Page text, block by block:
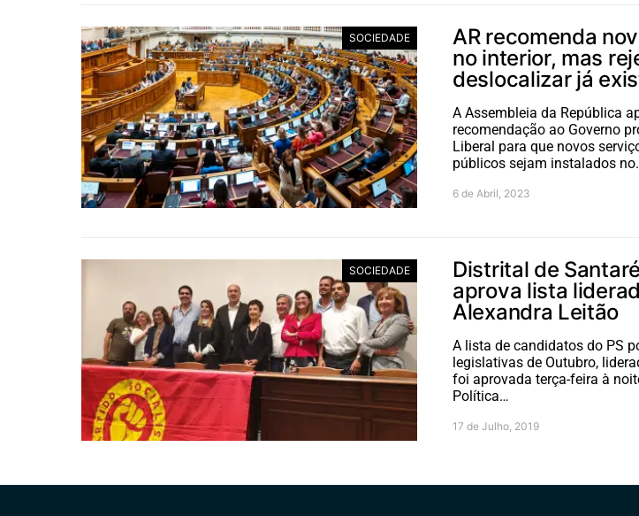
SOCIEDADE
AR recomenda
no interior, mas
deslocalizar já
A Assembleia da República
recomendação ao Governo
Liberal para que novos
públicos sejam instalados
6 de Abril, 2023
SOCIEDADE
Distrital de
aprova lista
Alexandra Leitão
A lista de candidatos do PS
legislativas de Outubro,
foi aprovada terça-feira à
Política…
17 de Julho, 2019